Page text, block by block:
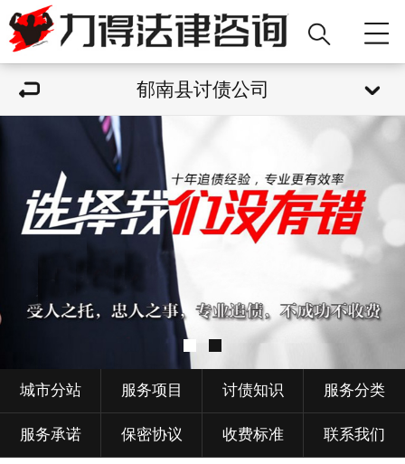
郁南县讨债公司
城市分站 服务项目 讨债知识 服务分类
服务承诺 保密协议 收费标准 联系我们